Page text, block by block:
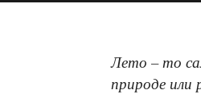
Лето – то
природе или